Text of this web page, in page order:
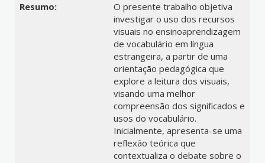
Resumo:
O presente trabalho objetiva
investigar o uso dos recursos
visuais no ensinoaprendizagem
de vocabulário em língua
estrangeira, a partir de uma
orientação pedagógica que
explore a leitura dos visuais,
visando uma melhor
compreensão dos significados e
usos do vocabulário.
Inicialmente, apresenta-se uma
reflexão teórica que
contextualiza o debate sobre o